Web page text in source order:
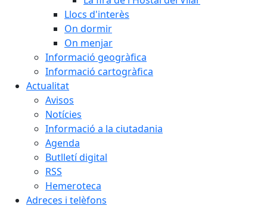
Llocs d'interès
On dormir
On menjar
Informació geogràfica
Informació cartogràfica
Actualitat
Avisos
Notícies
Informació a la ciutadania
Agenda
Butlletí digital
RSS
Hemeroteca
Adreces i telèfons